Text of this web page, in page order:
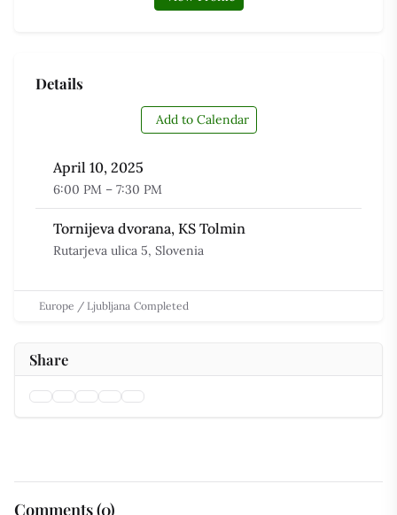
Details
Add to Calendar
April 10, 2025
6:00 PM – 7:30 PM
Tornijeva dvorana, KS Tolmin
Rutarjeva ulica 5, Slovenia
Europe / Ljubljana Completed
Share
Comments (0)